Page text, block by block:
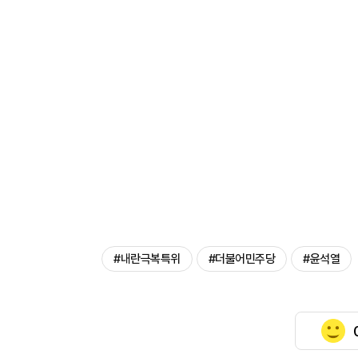
#내란극복특위 #더불어민주당 #윤석열